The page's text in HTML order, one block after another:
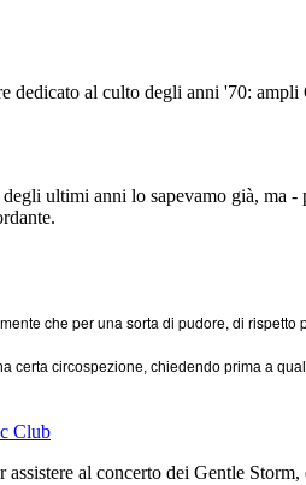
dedicato al culto degli anni '70:
ultimi anni lo sapevamo già,
che per una sorta di pudore, di rispetto
certa circospezione, chiedendo prima a
Club
al concerto dei Gentle